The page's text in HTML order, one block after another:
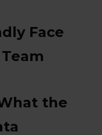
Face
the